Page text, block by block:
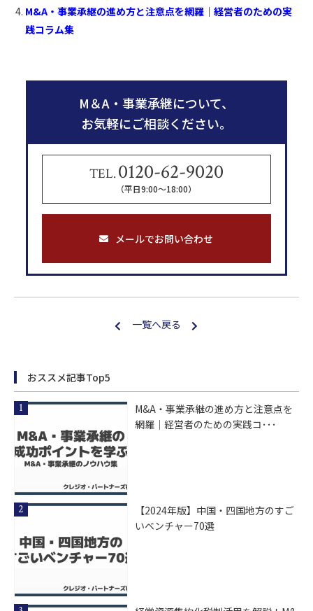
M&A・事業承継の進め方と注意点を網羅｜経営者のための実
践コラム集
M＆A・事業承継について、
お気軽にご相談ください。
TEL.0120-62-9020
（平日9:00〜18:00）
メールでお問い合わせ
一覧へ戻る
おススメ記事Top5
M&A・事業承継の進め方と注意点を
網羅｜経営者のための実践コ･･･
【2024年版】中国・四国地方のすご
いベンチャー70選